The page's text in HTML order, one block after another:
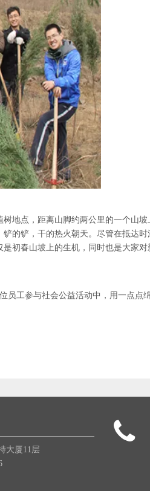
地点，距离山脚约两公里的一个山坡
的铲，干的热火朝天。尽管在抵达
初春山坡上的生机，同时也是大家
员工参与社会公益活动中，用一点点
大厦11层